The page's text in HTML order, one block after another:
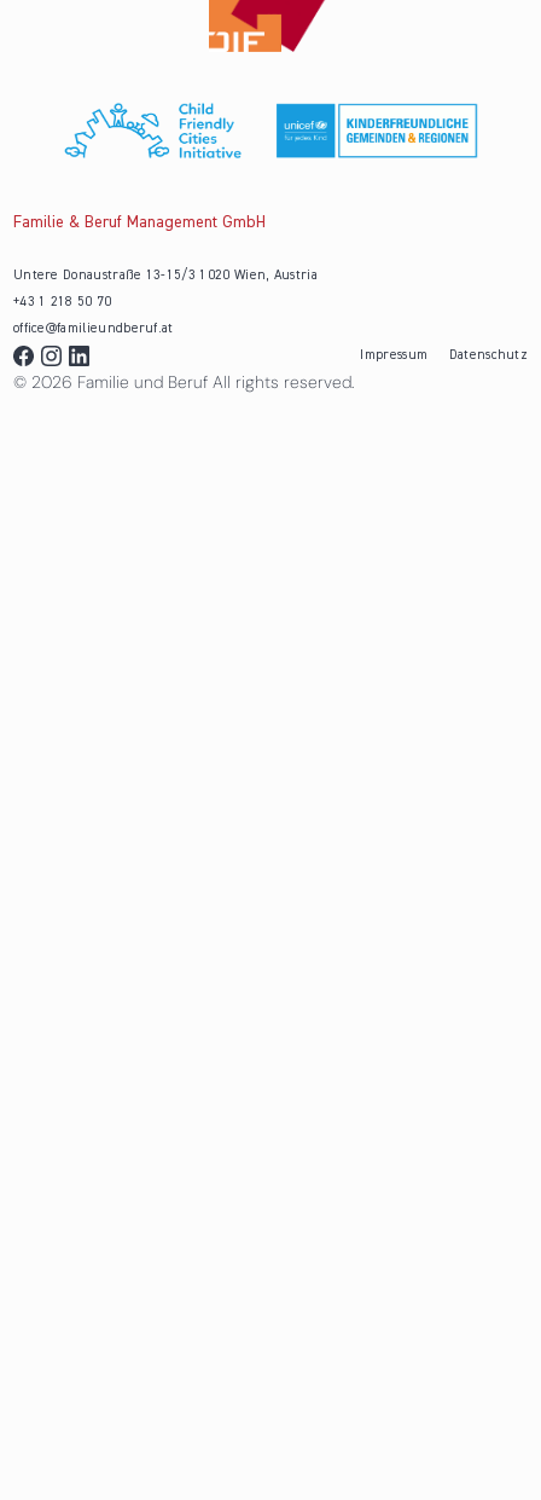
Familie & Beruf Management GmbH
Untere Donaustraße 13-15/3 1020 Wien, Austria
+43 1 218 50 70
office@familieundberuf.at
Impressum
Datenschutz
© 2026 Familie und Beruf All rights reserved.